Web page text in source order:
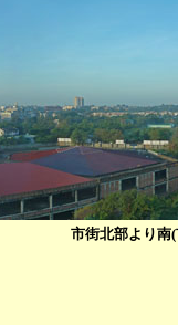
市街北部より南